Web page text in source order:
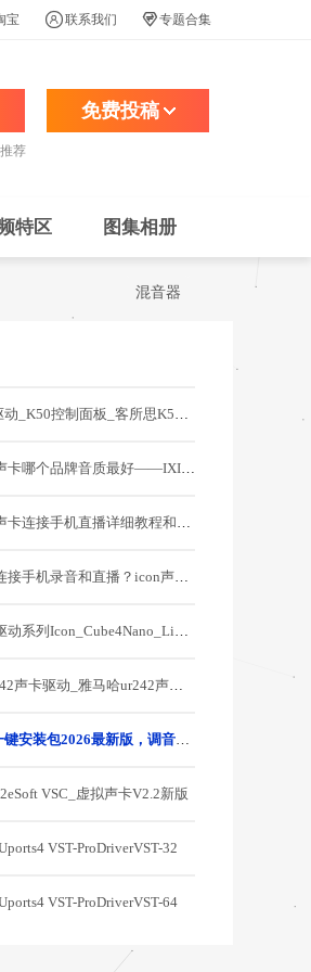
宝 联系我们 专题合集
免费投稿
荐
特区 图集相册
混音器
控制面板_客所思K50一键音效
品牌音质最好——IXI系列的直播、录音声卡
连接手机直播详细教程和说明
机录音和直播？icon声卡连接手机教程？
列Icon_Cube4Nano_Live_3.0.0.5
卡驱动_雅马哈ur242声卡驱动器
装包2026最新版，调音师御用64位插件
VSC_虚拟声卡V2.2新版
VST-ProDriverVST-32
VST-ProDriverVST-64